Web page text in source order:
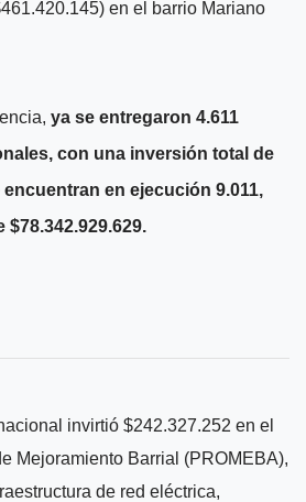
en el barrio Mariano
ya se entregaron 4.611
con una inversión total de
encuentran en ejecución 9.011,
invirtió $242.327.252 en el
Mejoramiento Barrial (PROMEBA),
de red eléctrica,